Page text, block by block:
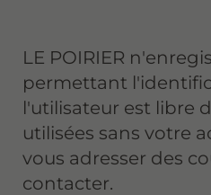
LE POIRIER
permettant
l'utilisateur est libre
utilisées sans votre
vous adresser des
contacter.